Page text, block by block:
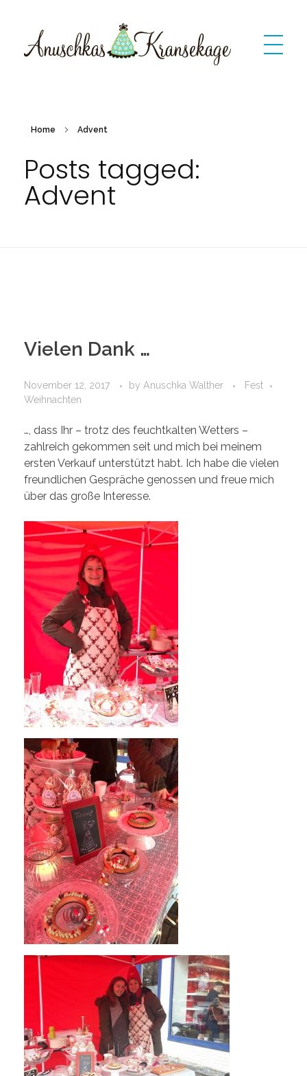
Home Advent
Posts tagged:
Advent
Vielen Dank …
November 12, 2017 by Anuschka Walther
Fest
Weihnachten
…, dass Ihr – trotz des feuchtkalten Wetters –
zahlreich gekommen seit und mich bei meinem
ersten Verkauf unterstützt habt. Ich habe die vielen
freundlichen Gespräche genossen und freue mich
über das große Interesse.